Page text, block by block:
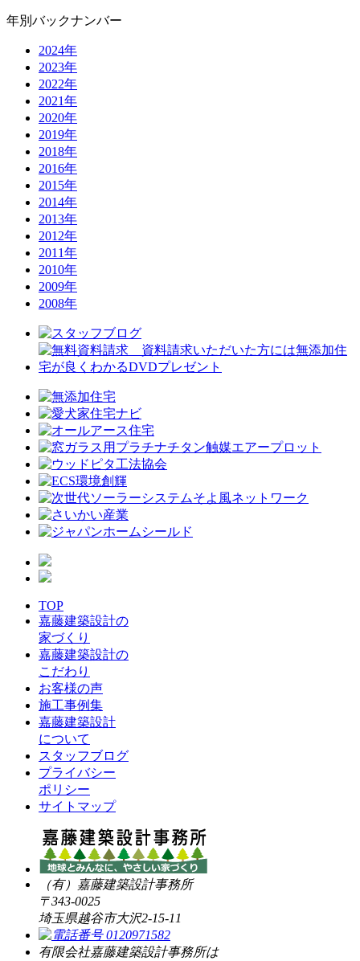
年別バックナンバー
2024年
2023年
2022年
2021年
2020年
2019年
2018年
2016年
2015年
2014年
2013年
2012年
2011年
2010年
2009年
2008年
TOP
嘉藤建築設計の
家づくり
嘉藤建築設計の
こだわり
お客様の声
施工事例集
嘉藤建築設計
について
スタッフブログ
プライバシー
ポリシー
サイトマップ
（有）嘉藤建築設計事務所
〒343-0025
埼玉県越谷市大沢2-15-11
有限会社嘉藤建築設計事務所は